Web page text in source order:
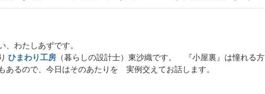
、わたしあずです。
ひまわり工房 （暮らしの設計士）東沙織です。 『小屋裏』は憧れる方
るので、今日はそのあたりを 実例交えてお話します。